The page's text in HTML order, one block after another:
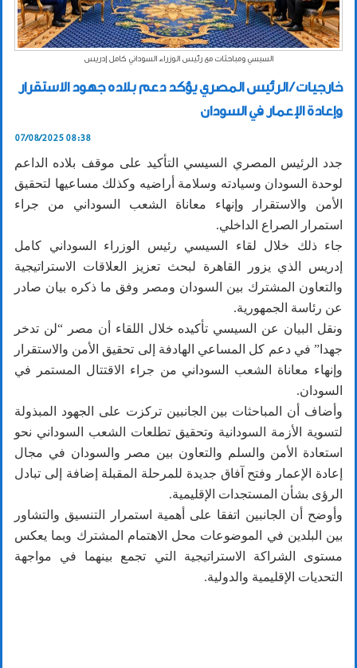
السيسي ومباحثات مع رئيس الوزراء السوداني كامل إدريس
خارجيات / الرئيس المصري يؤكد دعم بلاده جهود الاستقرار
وإعادة الإعمار في السودان
07/08/2025 08:38
جدد الرئيس المصري السيسي التأكيد على موقف بلاده الداعم
لوحدة السودان وسيادته وسلامة أراضيه وكذلك مساعيها لتحقيق
الأمن والاستقرار وإنهاء معاناة الشعب السوداني من جراء
استمرار الصراع الداخلي.
جاء ذلك خلال لقاء السيسي رئيس الوزراء السوداني كامل
إدريس الذي يزور القاهرة لبحث تعزيز العلاقات الاستراتيجية
والتعاون المشترك بين السودان ومصر وفق ما ذكره بيان صادر
عن رئاسة الجمهورية.
ونقل البيان عن السيسي تأكيده خلال اللقاء أن مصر “لن تدخر
جهدا” في دعم كل المساعي الهادفة إلى تحقيق الأمن والاستقرار
وإنهاء معاناة الشعب السوداني من جراء الاقتتال المستمر في
السودان.
وأضاف أن المباحثات بين الجانبين تركزت على الجهود المبذولة
لتسوية الأزمة السودانية وتحقيق تطلعات الشعب السوداني نحو
استعادة الأمن والسلم والتعاون بين مصر والسودان في مجال
إعادة الإعمار وفتح آفاق جديدة للمرحلة المقبلة إضافة إلى تبادل
الرؤى بشأن المستجدات الإقليمية.
وأوضح أن الجانبين اتفقا على أهمية استمرار التنسيق والتشاور
بين البلدين في الموضوعات محل الاهتمام المشترك وبما يعكس
مستوى الشراكة الاستراتيجية التي تجمع بينهما في مواجهة
التحديات الإقليمية والدولية.